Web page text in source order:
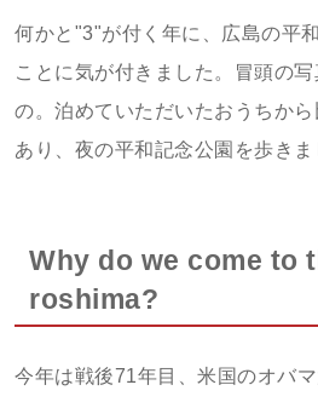
何かと"3"が付く年に、広島の平
ことに気が付きました。冒頭の
の。泊めていただいたおうちか
あり、夜の平和記念公園を歩きま
Why do we come to
roshima?
今年は戦後71年目、米国のオバ